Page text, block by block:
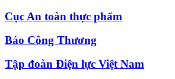
Cục An toàn thực phẩm
Báo Công Thương
Tập đoàn Điện lực Việt Nam